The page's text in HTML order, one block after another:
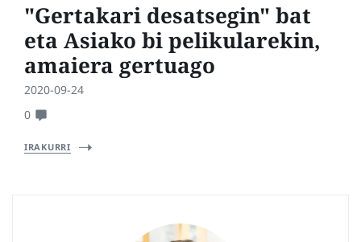
"Gertakari desatsegin" bat
eta Asiako bi pelikularekin,
amaiera gertuago
2020-09-24
0
IRAKURRI